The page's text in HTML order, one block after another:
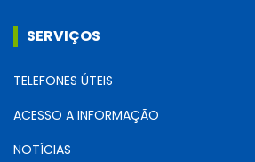
SERVIÇOS
TELEFONES ÚTEIS
ACESSO A INFORMAÇÃO
NOTÍCIAS